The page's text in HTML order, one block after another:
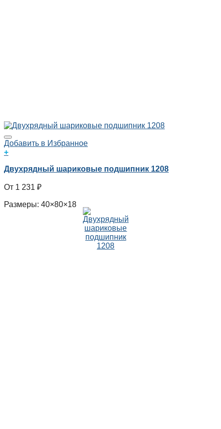
Добавить в Избранное
+
Двухрядный шариковые подшипник 1208
1 231 ₽
Размеры: 40×80×18